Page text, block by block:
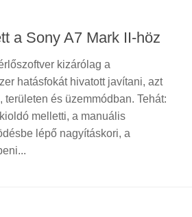
a Sony A7 Mark II-höz
kizárólag a
hatásfokát hivatott javítani, azt
és üzemmódban. Tehát:
melletti, a manuális
lépő nagyításkori, a